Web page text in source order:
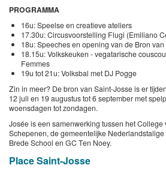
PROGRAMMA
16u: Speelse en creatieve ateliers
17.30u: Circusvoorstelling Flugi (Emiliano
18u: Speeches en opening van de Bron
18.15u: Volkskeuken - vegatarische
Femmes
19u tot 21u: Volksbal met DJ Pogge
Zin in meer? De bron van Saint-Josse is er
12 juli en 19 augustus tot 6 september met
woensdagen tot zondagen.
Josée is een samenwerking tussen het College
Schepenen, de gemeentelijke
Brede School en GC Ten Noey.
Place Saint-Josse